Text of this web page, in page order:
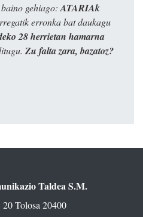
gehiago: ATARIAk
erronka bat daukagu
28 herrietan hamarna
Zu falta zara, bazatoz?
Taldea S.M.
20 Tolosa 20400